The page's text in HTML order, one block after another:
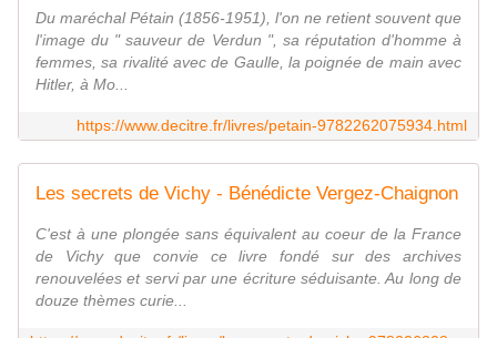
Du maréchal Pétain (1856-1951), l'on ne retient souvent que
l'image du " sauveur de Verdun ", sa réputation d'homme à
femmes, sa rivalité avec de Gaulle, la poignée de main avec
Hitler, à Mo...
https://www.decitre.fr/livres/petain-9782262075934.html
Les secrets de Vichy - Bénédicte Vergez-Chaignon
C'est à une plongée sans équivalent au coeur de la France
de Vichy que convie ce livre fondé sur des archives
renouvelées et servi par une écriture séduisante. Au long de
douze thèmes curie...